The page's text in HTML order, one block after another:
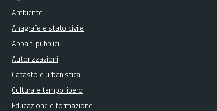
Ambiente
Anagrafe e stato civile
Appalti pubblici
Autorizzazioni
Catasto e urbanistica
Cultura e tempo libero
Educazione e formazione